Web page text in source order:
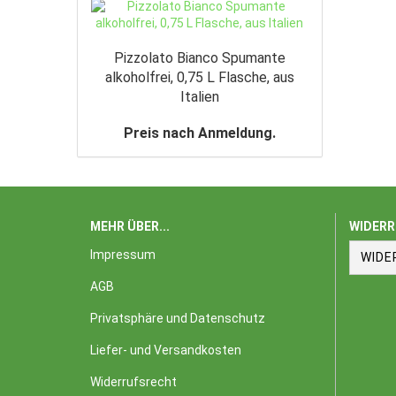
Pizzolato Bianco Spumante
alkoholfrei, 0,75 L Flasche, aus
Italien
Preis nach Anmeldung.
MEHR ÜBER...
Impressum
AGB
Privatsphäre und Datenschutz
Liefer- und Versandkosten
Widerrufsrecht